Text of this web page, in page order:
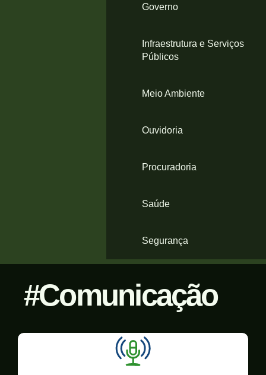
Governo
Infraestrutura e Serviços
Públicos
Meio Ambiente
Ouvidoria
Procuradoria
Saúde
Segurança
Comunicação